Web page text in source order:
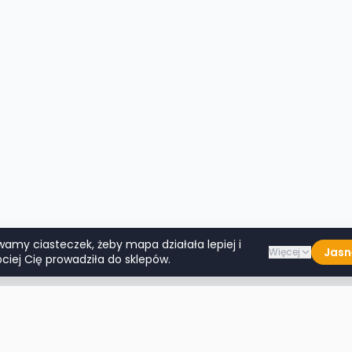
ciasteczek, żeby mapa działała lepiej i
Cię prowadziła do sklepów.
Więcej